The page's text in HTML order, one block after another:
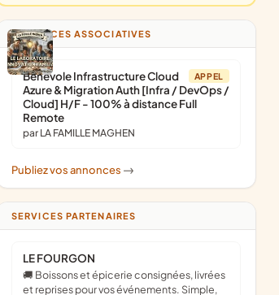
ANNONCES ASSOCIATIVES
APPEL
Bénévole Infrastructure Cloud
Azure & Migration Auth [Infra / DevOps /
Cloud] H/F - 100% à distance Full
Remote
par LA FAMILLE MAGHEN
Publiez vos annonces ->
SERVICES PARTENAIRES
LE FOURGON
🚚 Boissons et épicerie consignées, livrées
et reprises pour vos événements. Simple,